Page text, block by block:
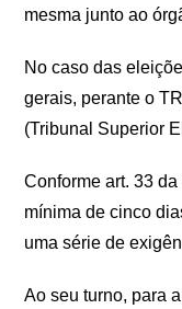
mesma junto ao
No caso das
gerais, perante o
(Tribunal Superior
Conforme art. 33
mínima de cinco
uma série de
Ao seu turno, para